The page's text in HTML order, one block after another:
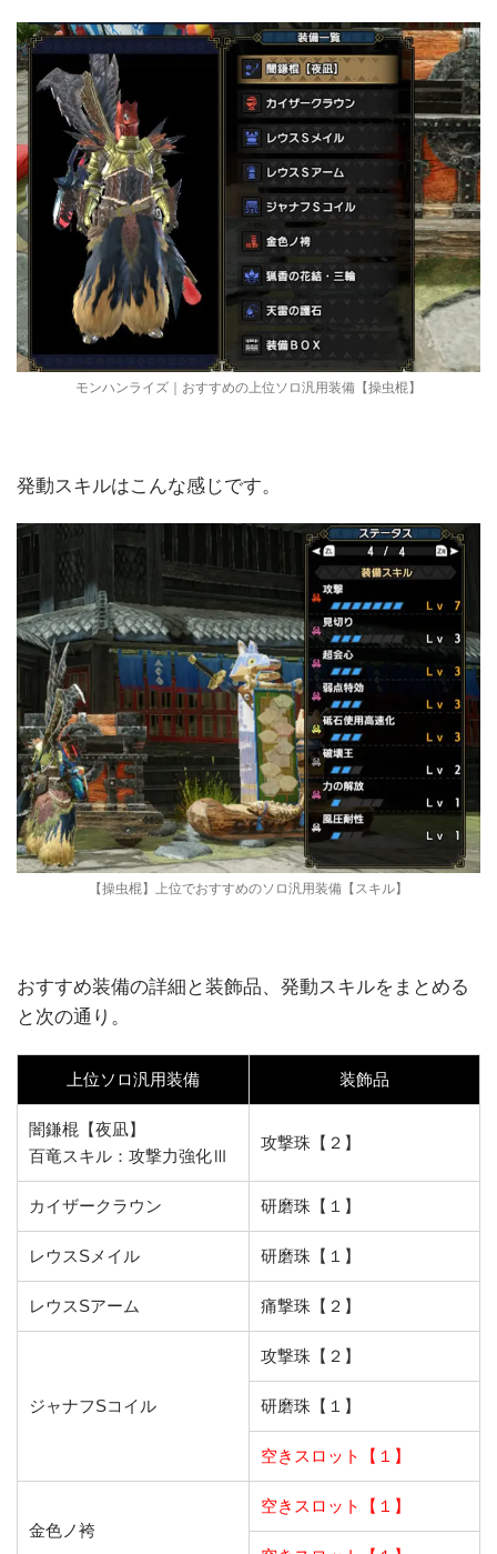
モンハンライズ｜おすすめの上位ソロ汎用装備【操虫棍】
発動スキルはこんな感じです。
【操虫棍】上位でおすすめのソロ汎用装備【スキル】
おすすめ装備の詳細と装飾品、発動スキルをまとめる
と次の通り。
上位ソロ汎用装備 装飾品
闇鎌棍【夜凪】
百竜スキル：攻撃力強化Ⅲ
攻撃珠【２】
カイザークラウン 研磨珠【１】
レウスSメイル 研磨珠【１】
レウスSアーム 痛撃珠【２】
ジャナフSコイル
攻撃珠【２】
研磨珠【１】
空きスロット【１】
金色ノ袴
空きスロット【１】